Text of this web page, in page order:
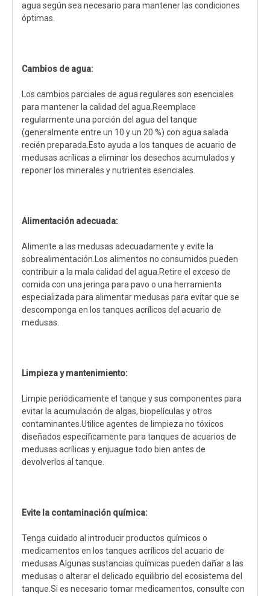
agua según sea necesario para mantener las condiciones
óptimas.
Cambios de agua:
Los cambios parciales de agua regulares son esenciales
para mantener la calidad del agua.Reemplace
regularmente una porción del agua del tanque
(generalmente entre un 10 y un 20 %) con agua salada
recién preparada.Esto ayuda a los tanques de acuario de
medusas acrílicas a eliminar los desechos acumulados y
reponer los minerales y nutrientes esenciales.
Alimentación adecuada:
Alimente a las medusas adecuadamente y evite la
sobrealimentación.Los alimentos no consumidos pueden
contribuir a la mala calidad del agua.Retire el exceso de
comida con una jeringa para pavo o una herramienta
especializada para alimentar medusas para evitar que se
descomponga en los tanques acrílicos del acuario de
medusas.
Limpieza y mantenimiento:
Limpie periódicamente el tanque y sus componentes para
evitar la acumulación de algas, biopelículas y otros
contaminantes.Utilice agentes de limpieza no tóxicos
diseñados específicamente para tanques de acuarios de
medusas acrílicas y enjuague todo bien antes de
devolverlos al tanque.
Evite la contaminación química:
Tenga cuidado al introducir productos químicos o
medicamentos en los tanques acrílicos del acuario de
medusas.Algunas sustancias químicas pueden dañar a las
medusas o alterar el delicado equilibrio del ecosistema del
tanque.Si es necesario tomar medicamentos, consulte con